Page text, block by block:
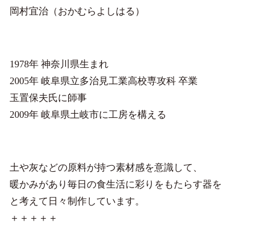
岡村宜治（おかむらよしはる）
1978年 神奈川県生まれ
2005年 岐阜県立多治見工業高校専攻科 卒業
玉置保夫氏に師事
2009年 岐阜県土岐市に工房を構える
土や灰などの原料が持つ素材感を意識して、
暖かみがあり毎日の食生活に彩りをもたらす器を
と考えて日々制作しています。
＋＋＋＋＋